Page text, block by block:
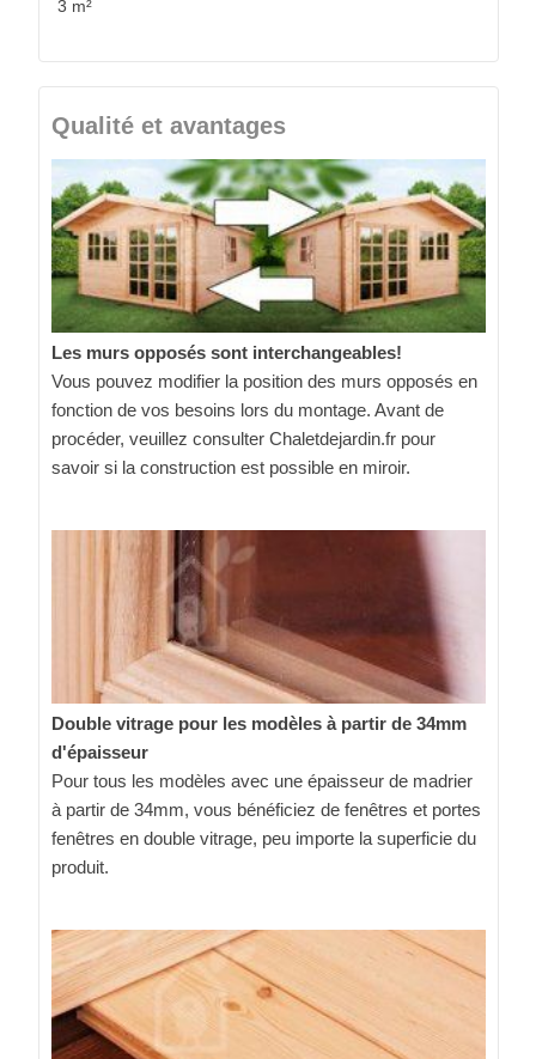
3 m²
Qualité et avantages
Les murs opposés sont interchangeables!
Vous pouvez modifier la position des murs opposés en
fonction de vos besoins lors du montage. Avant de
procéder, veuillez consulter Chaletdejardin.fr pour
savoir si la construction est possible en miroir.
Double vitrage pour les modèles à partir de 34mm
d'épaisseur
Pour tous les modèles avec une épaisseur de madrier
à partir de 34mm, vous bénéficiez de fenêtres et portes
fenêtres en double vitrage, peu importe la superficie du
produit.